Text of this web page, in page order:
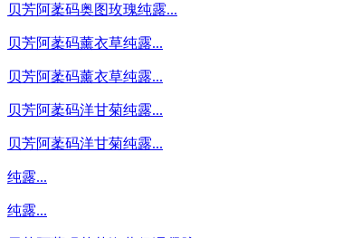
贝芳阿葇码奥图玫瑰纯露...
贝芳阿葇码薰衣草纯露...
贝芳阿葇码薰衣草纯露...
贝芳阿葇码洋甘菊纯露...
贝芳阿葇码洋甘菊纯露...
纯露...
纯露...